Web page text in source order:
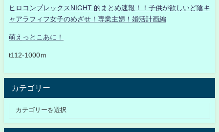
ヒロコンプレックスNIGHT 的まとめ速報！！子供が欲しいど陰キ
ャアラフィフ女子のめざせ！専業主婦！婚活計画編
萌えっとこあに！
t112-1000ｍ
カテゴリー